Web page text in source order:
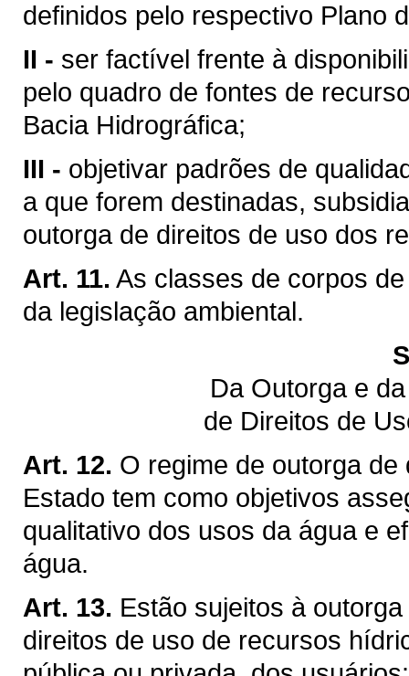
definidos pelo respectivo Plano
II - ser factível frente à
pelo quadro de fontes de
Bacia Hidrográfica;
III - objetivar padrões de
a que forem destinadas,
outorga de direitos de uso dos
Art. 11. As classes de corpos
da legislação ambiental.
Da Outorga e
de Direitos de
Art. 12. O regime de outorga
Estado tem como objetivos
qualitativo dos usos da água e
água.
Art. 13. Estão sujeitos à
direitos de uso de recursos